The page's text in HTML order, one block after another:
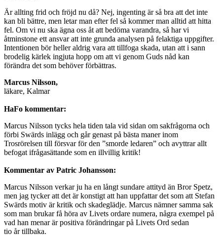
Är allting frid och fröjd nu då? Nej, ingenting är så bra att det inte
kan bli bättre, men letar man efter fel så kommer man alltid att hitta
fel. Om vi nu ska ägna oss åt att bedöma varandra, så har vi
åtminstone ett ansvar att inte grunda analysen på felaktiga uppgifter.
Intentionen bör heller aldrig vara att tillfoga skada, utan att i sann
brodelig kärlek ingjuta hopp om att vi genom Guds nåd kan
förändra det som behöver förbättras.
Marcus Nilsson,
läkare, Kalmar
HaFo kommentar:
Marcus Nilsson tycks hela tiden tala vid sidan om sakfrågorna och
förbi Swärds inlägg och går genast på bästa maner inom
Trosrörelsen till försvar för den ”smorde ledaren” och avyttrar allt
befogat ifrågasättande som en illvillig kritik!
Kommentar av Patric Johansson:
Marcus Nilsson verkar ju ha en långt sundare attityd än Bror Spetz,
men jag tycker att det är konstigt att han uppfattar det som att Stefan
Swärds motiv är kritik och skadeglädje. Marcus nämner samma sak
som man brukar få höra av Livets ordare numera, några exempel på
vad han menar är positiva förändringar på Livets Ord sedan
tio år tillbaka.